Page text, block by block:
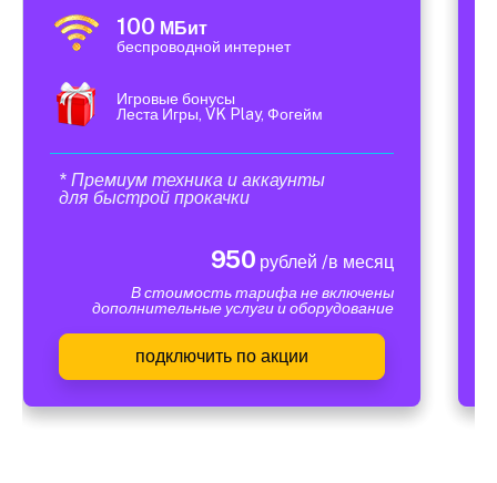
100 МБит
беспроводной интернет
Игровые бонусы
Леста Игры, VK Play, Фогейм
* Премиум техника и аккаунты
для быстрой прокачки
950 рублей /в месяц
В стоимость тарифа не включены
дополнительные услуги и оборудование
подключить по акции